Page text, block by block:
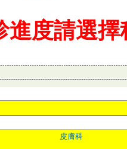
進度請選擇
皮膚科